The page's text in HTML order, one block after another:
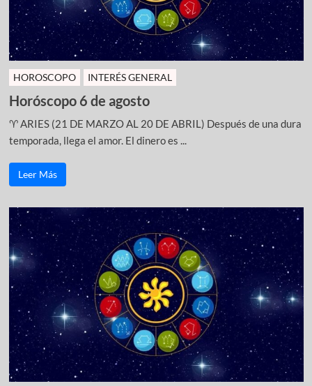
HOROSCOPO INTERÉS GENERAL
Horóscopo 6 de agosto
♈ ARIES (21 DE MARZO AL 20 DE ABRIL) Después de una dura
temporada, llega el amor. El dinero es ...
Leer Más